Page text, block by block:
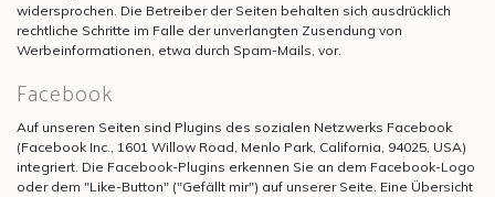
widersprochen. Die Betreiber der Seiten behalten sich ausdrücklich
rechtliche Schritte im Falle der unverlangten Zusendung von
Werbeinformationen, etwa durch Spam-Mails, vor.
Facebook
Auf unseren Seiten sind Plugins des sozialen Netzwerks Facebook
(Facebook Inc., 1601 Willow Road, Menlo Park, California, 94025, USA)
integriert. Die Facebook-Plugins erkennen Sie an dem Facebook-Logo
oder dem "Like-Button" ("Gefällt mir") auf unserer Seite. Eine Übersicht